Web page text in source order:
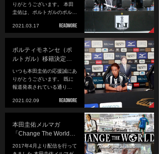
りがとうございます。 本田
圭佑は、ポルトガルのポル…
2021.03.17
ポルティモネンセ（ポ
ルトガル）移籍決定…
いつも本田圭佑の応援誠にあ
りがとうございます。 既に
報道発表されている通り…
2021.02.09
本田圭佑メルマガ
「Change The World…
2017年4月より配信を行って